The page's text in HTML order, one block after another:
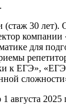
(стаж 30 лет).
компании
для
к ЕГЭ»,
августа 2025